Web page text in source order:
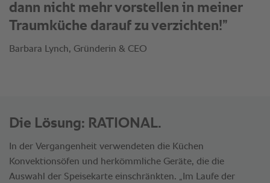
Berührung gekommen zu sein."
- Jefferson Macklin, Präsident und COO
Die Lösung: RATIONAL.
In der Vergangenheit verwendeten die Küchen
Konvektionsöfen und herkömmliche Geräte, die die
Auswahl der Speisekarte einschränkten. „Im Laufe der